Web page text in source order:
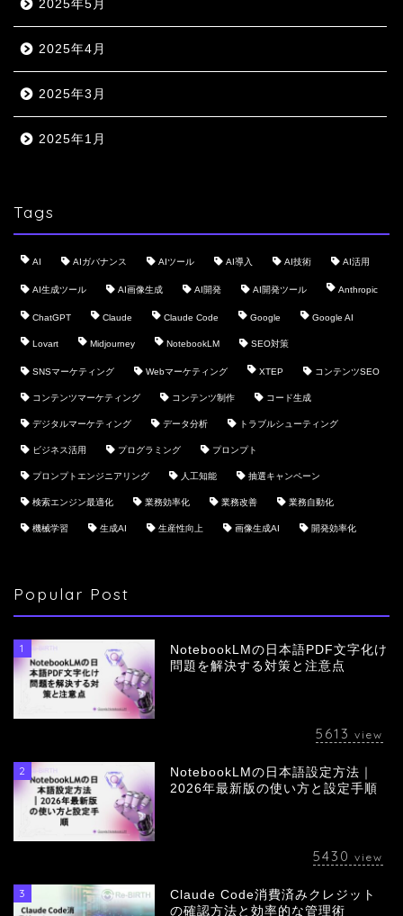
2025年5月
2025年4月
2025年3月
2025年1月
Tags
AI AIガバナンス AIツール AI導入 AI技術 AI活用
AI生成ツール AI画像生成 AI開発 AI開発ツール Anthropic
ChatGPT Claude Claude Code Google Google AI
Lovart Midjourney NotebookLM SEO対策
SNSマーケティング Webマーケティング XTEP コンテンツSEO
コンテンツマーケティング コンテンツ制作 コード生成
デジタルマーケティング データ分析 トラブルシューティング
ビジネス活用 プログラミング プロンプト
プロンプトエンジニアリング 人工知能 抽選キャンペーン
検索エンジン最適化 業務効率化 業務改善 業務自動化
機械学習 生成AI 生産性向上 画像生成AI 開発効率化
Popular Post
1
NotebookLMの日本語PDF文字化け
問題を解決する対策と注意点
5613 view
2
NotebookLMの日本語設定方法｜
2026年最新版の使い方と設定手順
5430 view
3
Claude Code消費済みクレジット
の確認方法と効率的な管理術
会社概要
採用情報